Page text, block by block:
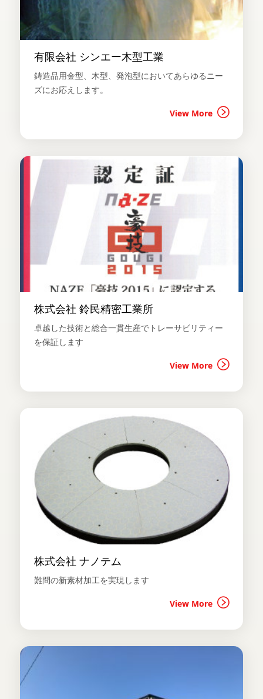
有限会社 シンエー木型工業
鋳造品用金型、木型、発泡型においてあらゆるニー
ズにお応えします。
View More
株式会社 鈴民精密工業所
卓越した技術と総合一貫生産でトレーサビリティー
を保証します
View More
株式会社 ナノテム
難問の新素材加工を実現します
View More